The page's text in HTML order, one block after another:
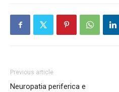
Previous article
Neuropatia periferica e